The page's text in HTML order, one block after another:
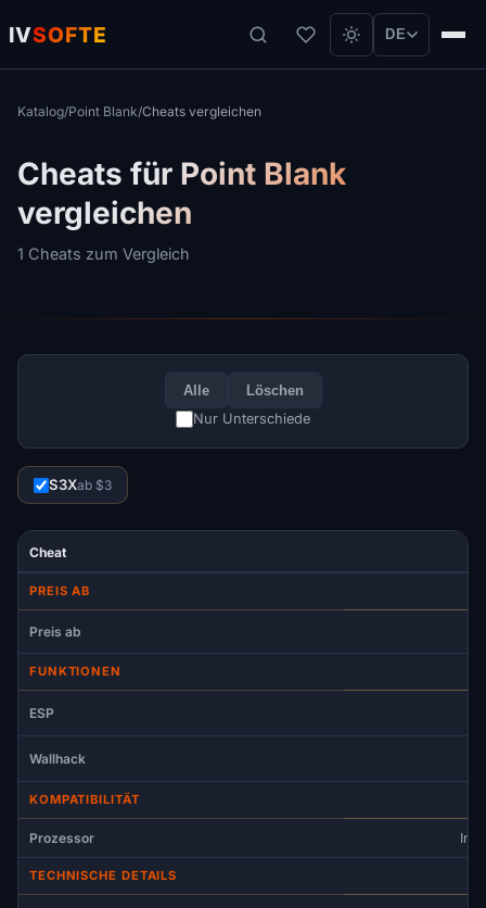
IVSOFTE DE
Katalog/Point Blank/Cheats vergleichen
Cheats für Point Blank
vergleichen
1 Cheats zum Vergleich
Alle
Löschen
Nur Unterschiede
S3Xab $3
Cheat
PREIS AB
Preis ab
FUNKTIONEN
ESP
Wallhack
KOMPATIBILITÄT
Prozessor
TECHNISCHE DETAILS